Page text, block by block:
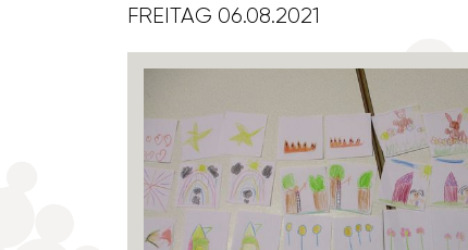
FREITAG 06.08.2021